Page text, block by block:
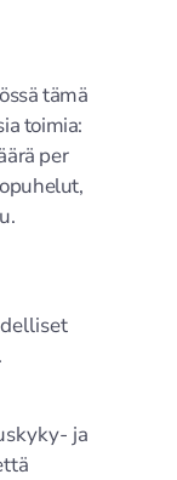
tämä
toimia:
per
ja